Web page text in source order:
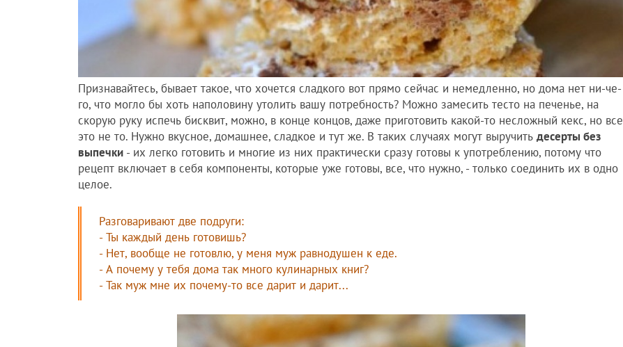
Признавайтесь, бывает такое, что хочется сладкого вот прямо сейчас и немедленно, но дома нет ни-че-
го, что могло бы хоть наполовину утолить вашу потребность? Можно замесить тесто на печенье, на
скорую руку испечь бисквит, можно, в конце концов, даже приготовить какой-то несложный кекс, но все
это не то. Нужно вкусное, домашнее, сладкое и тут же. В таких случаях могут выручить десерты без
выпечки - их легко готовить и многие из них практически сразу готовы к употреблению, потому что
рецепт включает в себя компоненты, которые уже готовы, все, что нужно, - только соединить их в одно
целое.
Разговаривают две подруги:
- Ты каждый день готовишь?
- Нет, вообще не готовлю, у меня муж равнодушен к еде.
- А почему у тебя дома так много кулинарных книг?
- Так муж мне их почему-то все дарит и дарит...